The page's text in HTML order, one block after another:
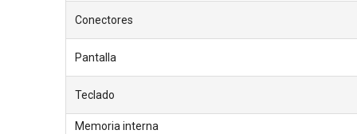
Conectores
Pantalla
Teclado
Memoria interna